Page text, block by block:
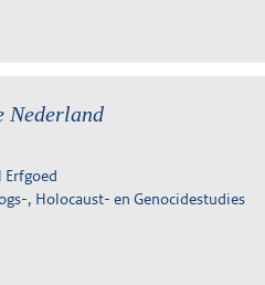
Nederland
, Holocaust- en Genocidestudies